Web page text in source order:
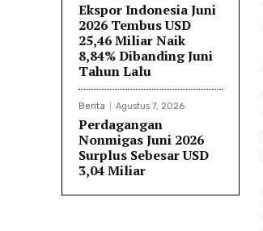
Ekspor Indonesia Juni
2026 Tembus USD
25,46 Miliar Naik
8,84% Dibanding Juni
Tahun Lalu
Berita Agustus 7, 2026
Perdagangan
Nonmigas Juni 2026
Surplus Sebesar USD
3,04 Miliar